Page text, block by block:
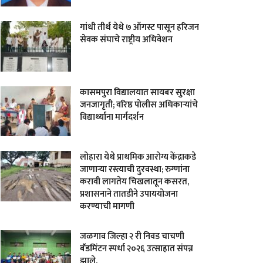
गांधी तीर्थ येथे ७ ऑगस्ट पासून हरिजन
सेवक संघाचे राष्ट्रीय अधिवेशन
कासमपुरा विद्यालयात सायबर सुरक्षा
जनजागृती; वरिष्ठ पोलीस अधिकाऱ्यांचे
विद्यार्थ्यांना मार्गदर्शन
लोहारा येथे प्राथमिक आरोग्य केंद्राकडे
जाणाऱ्या रस्त्याची दुरवस्था; रुग्णांना
करावी लागतेय चिखलातून कसरत,
प्रशासनाने तातडीने उपाययोजना
करण्याची मागणी
जळगाव जिल्हा २ री निवड चाचणी
बॅडमिंटन स्पर्धा २०२६ उत्साहात संपन्न